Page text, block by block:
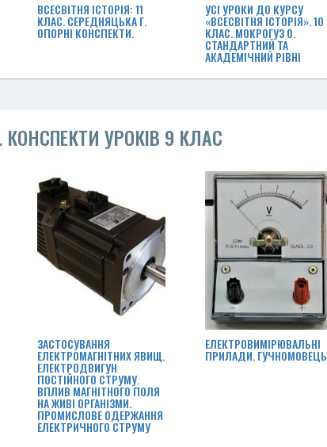
ВСЕСВІТНЯ ІСТОРІЯ: 11
КЛАС. СЕРЕДНЯЦЬКА Г.
ОПОРНІ КОНСПЕКТИ.
УСІ УРОКИ ДО КУРСУ
«ВСЕСВІТНЯ ІСТОРІЯ». 10
КЛАС. МОКРОГУЗ О.
СТАНДАРТНИЙ ТА
АКАДЕМІЧНИЙ РІВНІ
КОНСПЕКТИ УРОКІВ 9 КЛАС
ЗАСТОСУВАННЯ
ЕЛЕКТРОМАГНІТНИХ ЯВИЩ.
ЕЛЕКТРОДВИГУН
ПОСТІЙНОГО СТРУМУ.
ВПЛИВ МАГНІТНОГО ПОЛЯ
НА ЖИВІ ОРГАНІЗМИ.
ПРОМИСЛОВЕ ОДЕРЖАННЯ
ЕЛЕКТРИЧНОГО СТРУМУ
ЕЛЕКТРОВИМІРЮВАЛЬНІ
ПРИЛАДИ. ГУЧНОМОВЕЦЬ